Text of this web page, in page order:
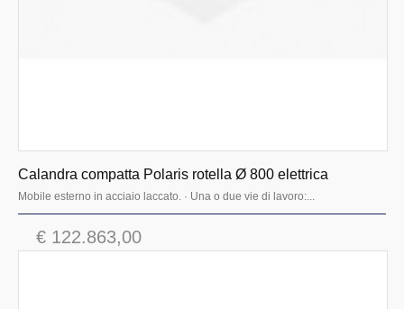
Calandra compatta Polaris rotella Ø 800 elettrica
Mobile esterno in acciaio laccato. · Una o due vie di lavoro:...
€ 122.863,00